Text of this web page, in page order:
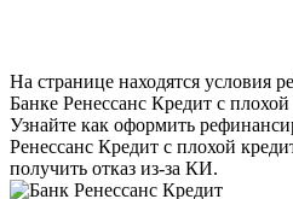
На странице находятся условия
Банке Ренессанс Кредит с
Узнайте как оформить
Ренессанс Кредит с плохой
получить отказ из-за КИ.